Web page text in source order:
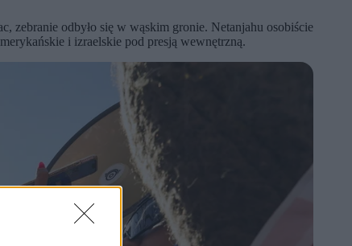
zebranie odbyło się w wąskim gronie. Netanjahu osobiście
i izraelskie pod presją wewnętrzną.